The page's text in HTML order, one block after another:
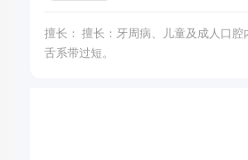
擅长： 擅长：牙周病、儿童及成人口腔内科、外科、修复、
舌系带过短。